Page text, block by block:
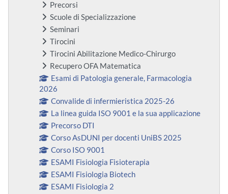
Precorsi
Scuole di Specializzazione
Seminari
Tirocini
Tirocini Abilitazione Medico-Chirurgo
Recupero OFA Matematica
Esami di Patologia generale, Farmacologia
2026
Convalide di infermieristica 2025-26
La linea guida ISO 9001 e la sua applicazione
Precorso DTI
Corso AsDUNI per docenti UniBS 2025
Corso ISO 9001
ESAMI Fisiologia Fisioterapia
ESAMI Fisiologia Biotech
ESAMI Fisiologia 2